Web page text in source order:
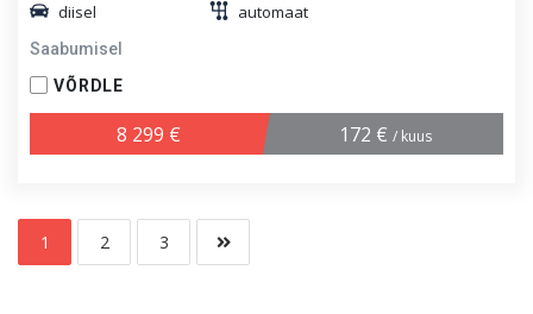
diisel
automaat
Saabumisel
VÕRDLE
8 299 € 172 € / kuus
1 2 3